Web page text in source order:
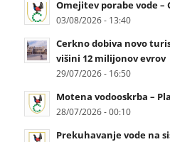
Omejitev porabe vode –
03/08/2026 - 13:40
Cerkno dobiva novo
višini 12 milijonov evrov
29/07/2026 - 16:50
Motena vodooskrba –
28/07/2026 - 00:10
Prekuhavanje vode na